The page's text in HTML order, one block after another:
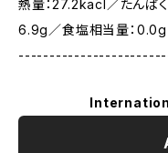
熱量：27.2kacl／たんぱ
6.9g／食塩相当量：0.0g